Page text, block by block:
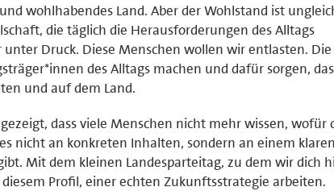
wohlhabendes Land. Aber der Wohlstand ist
die täglich die Herausforderungen des Alltags
Druck. Diese Menschen wollen wir entlasten. Die
des Alltags machen und dafür sorgen,
und auf dem Land.
dass viele Menschen nicht mehr wissen, wofür
nicht an konkreten Inhalten, sondern an einem
Mit dem kleinen Landesparteitag, zu dem wir dich
Profil, einer echten Zukunftsstrategie arbeiten.